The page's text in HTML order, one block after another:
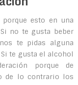
porque esto en una
no te gusta beber
te pidas alguna
te gusta el alcohol
porque de
de lo contrario los